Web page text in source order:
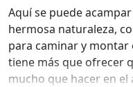
Aquí se puede
hermosa naturaleza,
para caminar y montar
tiene más que ofrecer
mucho que hacer en